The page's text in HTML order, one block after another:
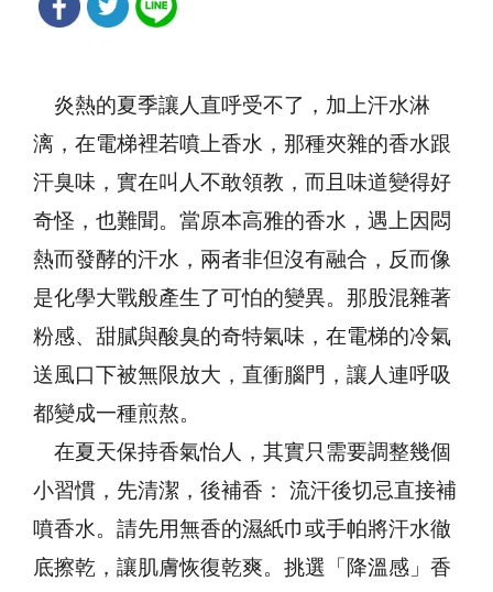
炎熱的夏季讓人直呼受不了，加上汗水淋
漓，在電梯裡若噴上香水，那種夾雜的香水跟
汗臭味，實在叫人不敢領教，而且味道變得好
奇怪，也難聞。當原本高雅的香水，遇上因悶
熱而發酵的汗水，兩者非但沒有融合，反而像
是化學大戰般產生了可怕的變異。那股混雜著
粉感、甜膩與酸臭的奇特氣味，在電梯的冷氣
送風口下被無限放大，直衝腦門，讓人連呼吸
都變成一種煎熬。
在夏天保持香氣怡人，其實只需要調整幾個
小習慣，先清潔，後補香： 流汗後切忌直接補
噴香水。請先用無香的濕紙巾或手帕將汗水徹
底擦乾，讓肌膚恢復乾爽。挑選「降溫感」香